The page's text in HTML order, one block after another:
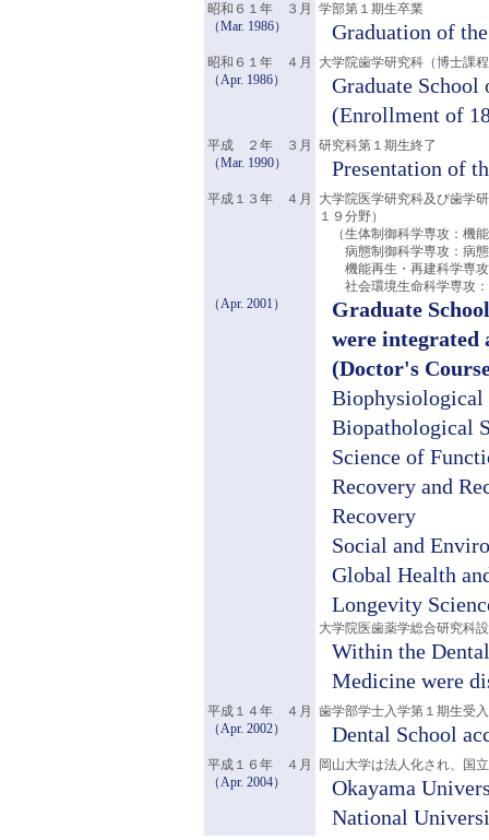
昭和６１年 ３月
（Mar. 1986）
学部第１期生卒業
Graduation of
昭和６１年 ４月
（Apr. 1986）
大学院歯学研究科（博士課
Graduate
(Enrollment of
平成 ２年 ３月
（Mar. 1990）
研究科第１期生終了
Presentation of
平成１３年 ４月
（Apr. 2001）
大学院医学研究科及び歯学
１９分野）
（生体制御科学専攻：機
病態制御科学専攻：病態
機能再生・再建科学専攻
社会環境生命科学専攻：
Graduate
were integrated
(Doctor's
Biophysiological
Biopathological
Science of
Recovery and
Recovery
Social and
Global Health
Longevity
大学院医歯薬学総合研究科
Within the
Medicine were
平成１４年 ４月
（Apr. 2002）
歯学部学士入学第１期生受
Dental School
平成１６年 ４月
（Apr. 2004）
岡山大学は法人化され、国
Okayama
National